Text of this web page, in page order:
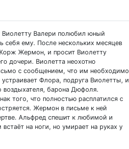
Виолетту Валери полюбил юный
себя ему. После нескольких месяцев
Жермон, и просит Виолетту
дочери. Виолетта неохотно
с сообщением, что им необходимо
Флора, подруга Виолетты, и
барона Дюфоля.
того, что полностью расплатился с
Жермон в письме к ней
Альфред спешит к любимой и
на ноги, но умирает на руках у